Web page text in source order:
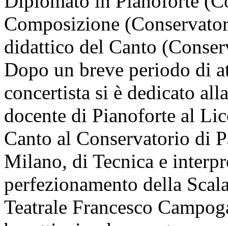
Composizione
didattico del Canto
Dopo un breve periodo di
concertista si è dedicato
docente di Pianoforte al
Canto al Conservatorio di
Milano, di Tecnica e
perfezionamento della
Teatrale Francesco